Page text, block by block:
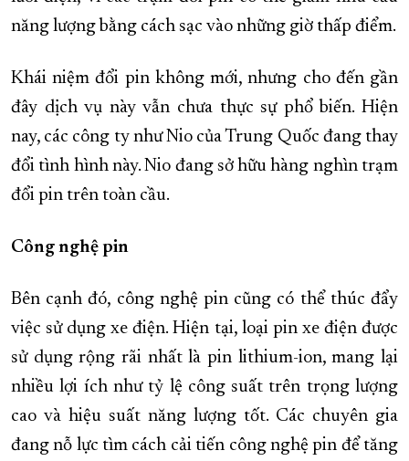
năng lượng bằng cách sạc vào những giờ thấp điểm.
Khái niệm đổi pin không mới, nhưng cho đến gần
đây dịch vụ này vẫn chưa thực sự phổ biến. Hiện
nay, các công ty như Nio của Trung Quốc đang thay
đổi tình hình này. Nio đang sở hữu hàng nghìn trạm
đổi pin trên toàn cầu.
Công nghệ pin
Bên cạnh đó, công nghệ pin cũng có thể thúc đẩy
việc sử dụng xe điện. Hiện tại, loại pin xe điện được
sử dụng rộng rãi nhất là pin lithium-ion, mang lại
nhiều lợi ích như tỷ lệ công suất trên trọng lượng
cao và hiệu suất năng lượng tốt. Các chuyên gia
đang nỗ lực tìm cách cải tiến công nghệ pin để tăng